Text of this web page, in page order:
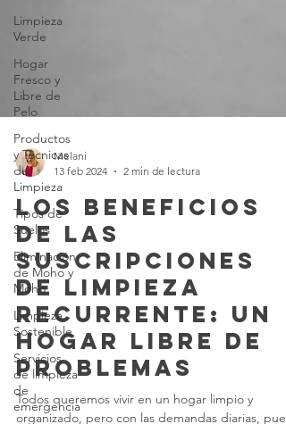
Limpieza
Verde
Hogar
Fresco y
Libre de
Pelo
Productos
y Técnicas
de
Limpieza
Tipos de
Suelos
Eliminación
de Moho y
Moho
Limpieza
Sostenible
Servicios
de limpieza
de
emergencia
Melani
13 feb 2024
2 min de lectura
Los Beneficios
de las
Suscripciones
de Limpieza
Recurrente: Un
Hogar Libre de
Problemas